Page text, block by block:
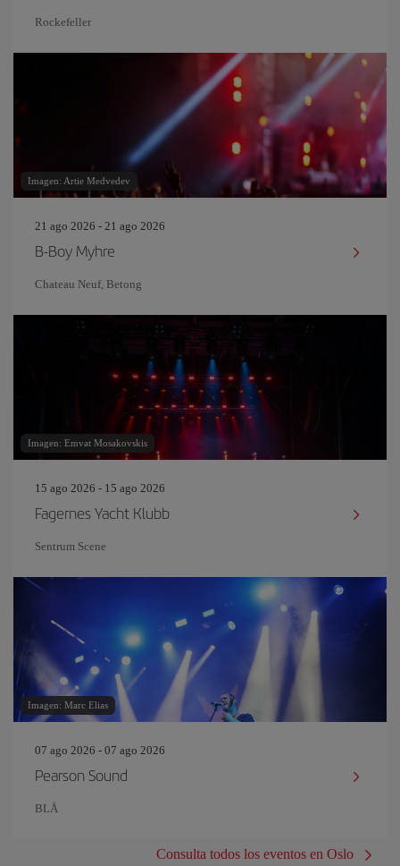
Rockefeller
Imagen: Artie Medvedev
21 ago 2026 - 21 ago 2026
B-Boy Myhre
Chateau Neuf, Betong
Imagen: Emvat Mosakovskis
15 ago 2026 - 15 ago 2026
Fagernes Yacht Klubb
Sentrum Scene
Imagen: Marc Elias
07 ago 2026 - 07 ago 2026
Pearson Sound
BLÅ
Consulta todos los eventos en Oslo